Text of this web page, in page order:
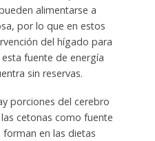
alimentarse a
por lo que en estos
del hígado para
fuente de energía
sin reservas.
porciones del cerebro
cetonas como fuente
forman en las dietas